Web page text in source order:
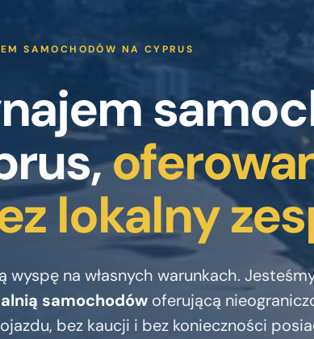
SAMOCHODÓW NA CYPRUS
lokalny
wyspę na własnych warunkach.
samochodów oferującą
bez kaucji i bez konieczności